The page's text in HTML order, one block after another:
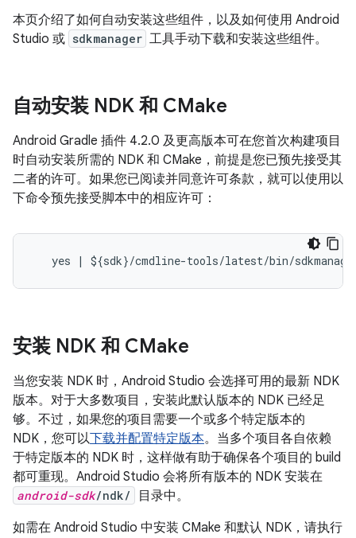
本页介绍了如何自动安装这些组件，以及如何使用 Android
Studio 或 sdkmanager 工具手动下载和安装这些组件。
自动安装 NDK 和 CMake
Android Gradle 插件 4.2.0 及更高版本可在您首次构建项目
时自动安装所需的 NDK 和 CMake，前提是您已预先接受其
二者的许可。如果您已阅读并同意许可条款，就可以使用以
下命令预先接受脚本中的相应许可：
安装 NDK 和 CMake
当您安装 NDK 时，Android Studio 会选择可用的最新 NDK
版本。对于大多数项目，安装此默认版本的 NDK 已经足
够。不过，如果您的项目需要一个或多个特定版本的
NDK，您可以下载并配置特定版本。当多个项目各自依赖
于特定版本的 NDK 时，这样做有助于确保各个项目的 build
都可重现。Android Studio 会将所有版本的 NDK 安装在
android-sdk/ndk/
目录中。
如需在 Android Studio 中安装 CMake 和默认 NDK，请执行